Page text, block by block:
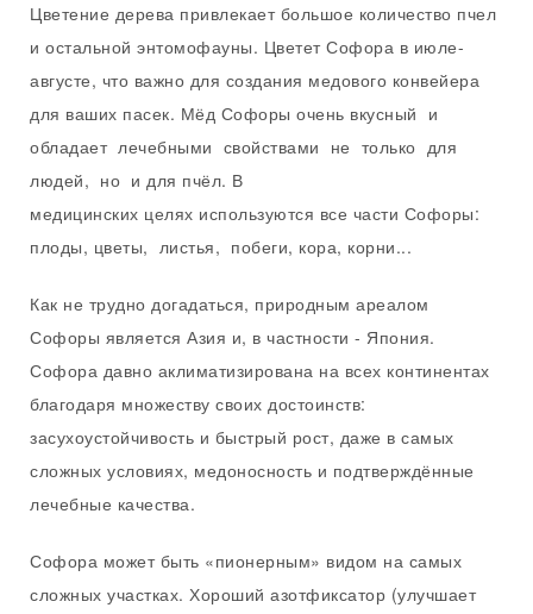
Цветение дерева привлекает большое количество пчел
и остальной энтомофауны. Цветет Софора в июле-
августе, что важно для создания медового конвейера
для ваших пасек. Мёд Софоры очень вкусный и
обладает лечебными свойствами не только для
людей, но и для пчёл. В
медицинских целях используются все части Софоры:
плоды, цветы, листья, побеги, кора, корни...
Как не трудно догадаться, природным ареалом
Софоры является Азия и, в частности - Япония.
Софора давно аклиматизирована на всех континентах
благодаря множеству своих достоинств:
засухоустойчивость и быстрый рост, даже в самых
сложных условиях, медоносность и подтверждённые
лечебные качества.
Софора может быть «пионерным» видом на самых
сложных участках. Хороший азотфиксатор (улучшает